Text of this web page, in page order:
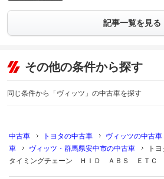
記事一覧を見る
その他の条件から探す
同じ条件から「ヴィッツ」の中古車を探す
中古車 トヨタの中古車 ヴィッツの中古車
車
ヴィッツ・群馬県安中市の中古車
ト
タイミングチェーン ＨＩＤ ＡＢＳ ＥＴＣ